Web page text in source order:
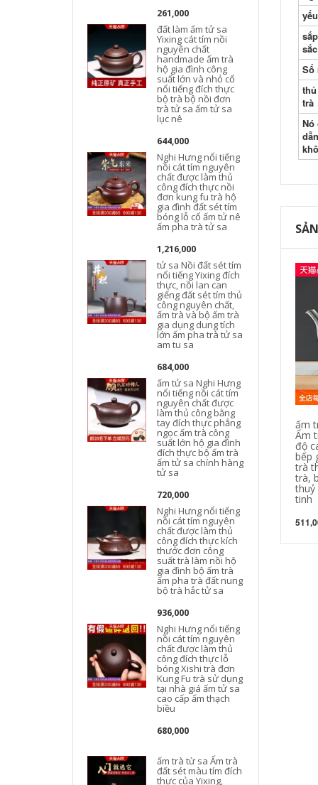
261,000
đất làm ấm tử sa
Yixing cát tím nồi
nguyên chất
handmade ấm trà
hộ gia đình công
suất lớn và nhỏ cổ
nổi tiếng đích thực
bộ trà bộ nồi đơn
trà tử sa ấm tử sa
lục nê
644,000
Nghi Hưng nổi tiếng
nồi cát tím nguyên
chất được làm thủ
công đích thực nồi
đơn kung fu trà hộ
gia đình đất sét tím
bóng lỗ cổ ấm tử nê
ấm pha trà tử sa
1,216,000
tử sa Nồi đất sét tím
nổi tiếng Yixing đích
thực, nồi lan can
giếng đất sét tím thủ
công nguyên chất,
ấm trà và bộ ấm trà
gia dụng dung tích
lớn ấm pha trà tử sa
am tu sa
684,000
ấm tử sa Nghi Hưng
nổi tiếng nồi cát tím
nguyên chất được
làm thủ công bằng
tay đích thực phẳng
ngọc ấm trà công
suất lớn hộ gia đình
đích thực bộ ấm trà
ấm tử sa chính hàng
tử sa
720,000
Nghi Hưng nổi tiếng
nồi cát tím nguyên
chất được làm thủ
công đích thực kích
thước đơn công
suất trà làm nồi hộ
gia đình bộ ấm trà
ấm pha trà đất nung
bộ trà hắc tử sa
936,000
Nghi Hưng nổi tiếng
nồi cát tím nguyên
chất được làm thủ
công đích thực lỗ
bóng Xishi trà đơn
Kung Fu trà sử dụng
tại nhà giá ấm tử sa
cao cấp ấm thạch
biều
680,000
ấm trà từ sa Ấm trà
đất sét màu tím đích
thực của Yixing,
sắc
Số
trà
Nó
ấm
Ấm
độ
bếp
trà
trà,
thuỷ
tinh